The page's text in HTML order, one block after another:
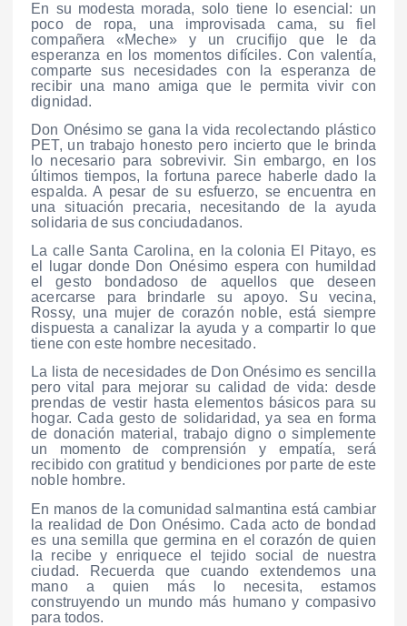
En su modesta morada, solo tiene lo esencial: un
poco de ropa, una improvisada cama, su fiel
compañera «Meche» y un crucifijo que le da
esperanza en los momentos difíciles. Con valentía,
comparte sus necesidades con la esperanza de
recibir una mano amiga que le permita vivir con
dignidad.
Don Onésimo se gana la vida recolectando plástico
PET, un trabajo honesto pero incierto que le brinda
lo necesario para sobrevivir. Sin embargo, en los
últimos tiempos, la fortuna parece haberle dado la
espalda. A pesar de su esfuerzo, se encuentra en
una situación precaria, necesitando de la ayuda
solidaria de sus conciudadanos.
La calle Santa Carolina, en la colonia El Pitayo, es
el lugar donde Don Onésimo espera con humildad
el gesto bondadoso de aquellos que deseen
acercarse para brindarle su apoyo. Su vecina,
Rossy, una mujer de corazón noble, está siempre
dispuesta a canalizar la ayuda y a compartir lo que
tiene con este hombre necesitado.
La lista de necesidades de Don Onésimo es sencilla
pero vital para mejorar su calidad de vida: desde
prendas de vestir hasta elementos básicos para su
hogar. Cada gesto de solidaridad, ya sea en forma
de donación material, trabajo digno o simplemente
un momento de comprensión y empatía, será
recibido con gratitud y bendiciones por parte de este
noble hombre.
En manos de la comunidad salmantina está cambiar
la realidad de Don Onésimo. Cada acto de bondad
es una semilla que germina en el corazón de quien
la recibe y enriquece el tejido social de nuestra
ciudad. Recuerda que cuando extendemos una
mano a quien más lo necesita, estamos
construyendo un mundo más humano y compasivo
para todos.